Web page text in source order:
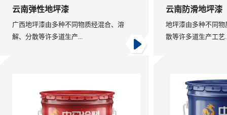
云南弹性地坪漆
广西地坪漆由多种不同物质经混合、溶
解、分散等许多道生产...
云南防滑地坪漆
地坪漆由多种不同
散等许多道生产工艺